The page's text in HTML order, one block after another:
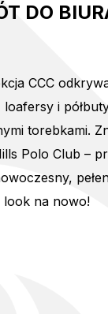
DO
CCC
loafersy i
torebkami.
Polo Club –
look na nowo!